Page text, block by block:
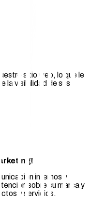
sitio web, lo que le
la visibilidad de sus
internos y
sobre su marca y
y servicios.